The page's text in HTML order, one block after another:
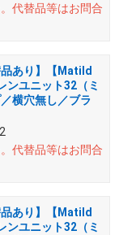
代替品等はお問合
品あり】【Matild
ンユニット32（ミ
横穴無し／ブラ
代替品等はお問合
品あり】【Matild
ンユニット32（ミ